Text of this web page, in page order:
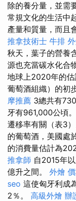
除的養分量，並需
常規文化的生活中
產量和質量，而且
推拿技術士 牛排
秋天，葉子的營養
源也充當碳水化合
地球上2020年的
葡萄酒組織）的初
摩推薦 3總共有
牙有961,000公頃
遷移率有關（表3）
的葡萄酒，美國處
的消費量估計為
推拿師 自2015年
億升之間。 外燴
seo 這使匈牙利成
2％。 高級外燴 辦